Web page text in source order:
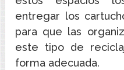
entregar los
para que las
este tipo de
forma adecuada.